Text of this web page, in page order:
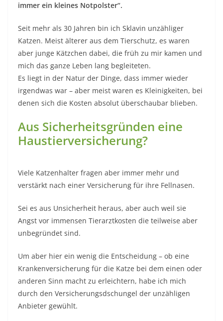
immer ein kleines Notpolster“.
Seit mehr als 30 Jahren bin ich Sklavin unzähliger
Katzen. Meist älterer aus dem Tierschutz, es waren
aber junge Kätzchen dabei, die früh zu mir kamen und
mich das ganze Leben lang begleiteten.
Es liegt in der Natur der Dinge, dass immer wieder
irgendwas war – aber meist waren es Kleinigkeiten, bei
denen sich die Kosten absolut überschaubar blieben.
Aus Sicherheitsgründen eine
Haustierversicherung?
Viele Katzenhalter fragen aber immer mehr und
verstärkt nach einer Versicherung für ihre Fellnasen.
Sei es aus Unsicherheit heraus, aber auch weil sie
Angst vor immensen Tierarztkosten die teilweise aber
unbegründet sind.
Um aber hier ein wenig die Entscheidung – ob eine
Krankenversicherung für die Katze bei dem einen oder
anderen Sinn macht zu erleichtern, habe ich mich
durch den Versicherungsdschungel der unzähligen
Anbieter gewühlt.